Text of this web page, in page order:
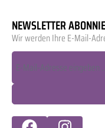
NEWSLETTER
Wir werden Ihre E-Mail-